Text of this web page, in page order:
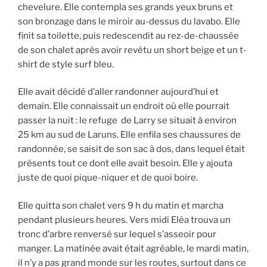
chevelure. Elle contempla ses grands yeux bruns et
son bronzage dans le miroir au-dessus du lavabo. Elle
finit sa toilette, puis redescendit au rez-de-chaussée
de son chalet après avoir revêtu un short beige et un t-
shirt de style surf bleu.
Elle avait décidé d’aller randonner aujourd’hui et
demain. Elle connaissait un endroit où elle pourrait
passer la nuit : le refuge de Larry se situait à environ
25 km au sud de Laruns. Elle enfila ses chaussures de
randonnée, se saisit de son sac à dos, dans lequel était
présents tout ce dont elle avait besoin. Elle y ajouta
juste de quoi pique-niquer et de quoi boire.
Elle quitta son chalet vers 9 h du matin et marcha
pendant plusieurs heures. Vers midi Eléa trouva un
tronc d’arbre renversé sur lequel s’asseoir pour
manger. La matinée avait était agréable, le mardi matin,
il n’y a pas grand monde sur les routes, surtout dans ce